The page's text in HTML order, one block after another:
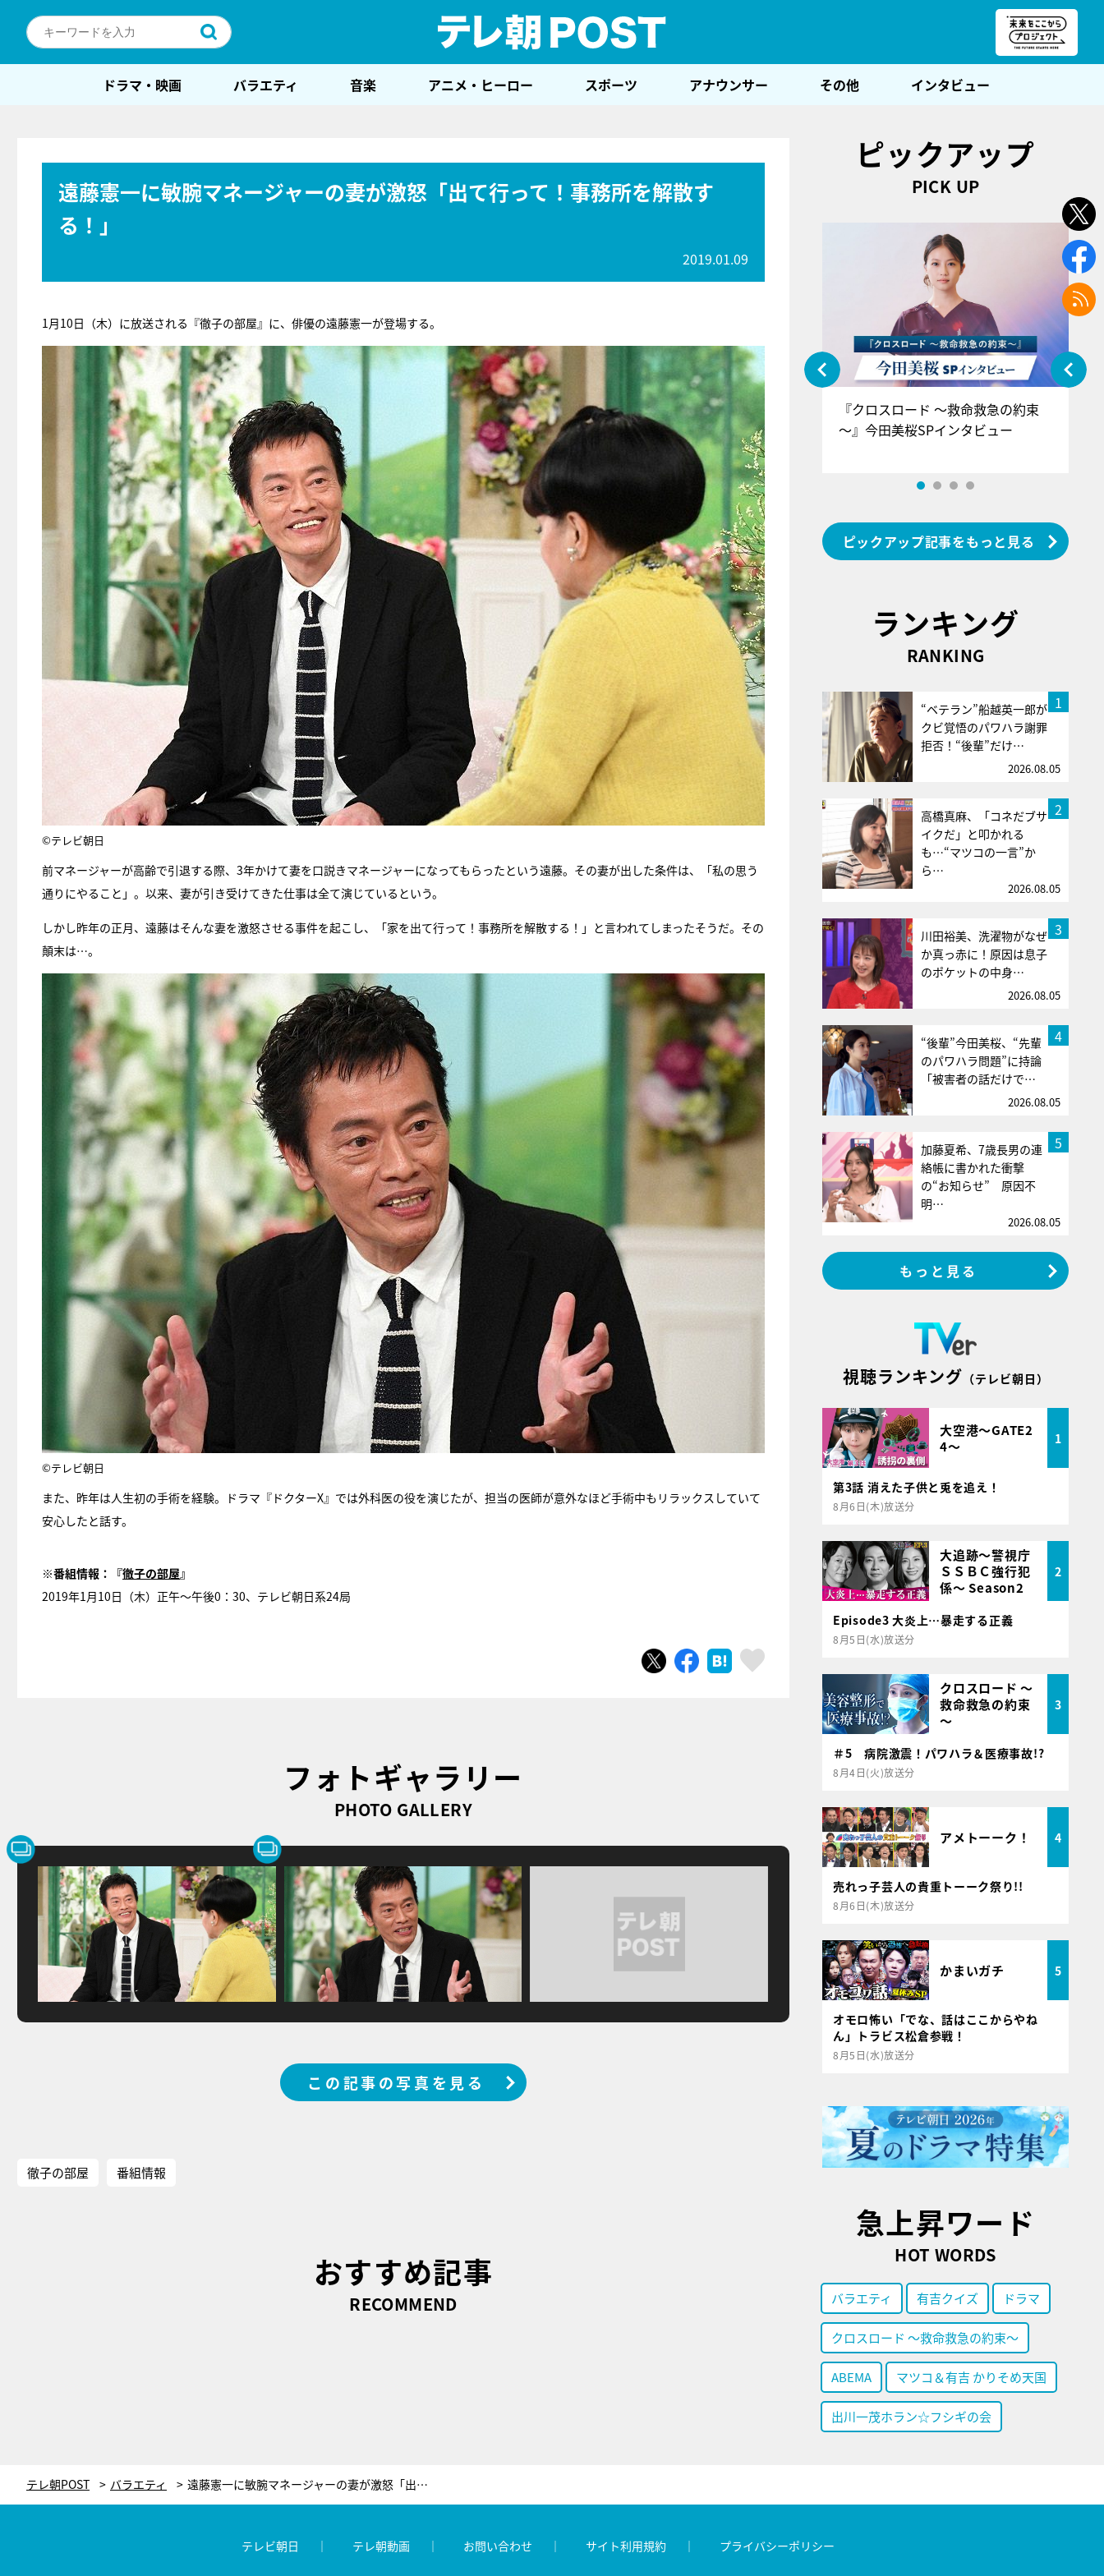
ドラマ・映画 バラエティ 音楽 アニメ・ヒーロー スポーツ アナウンサー その他 インタビュー
遠藤憲一に敏腕マネージャーの妻が激怒「出て行って！事務所を解散す
る！」
2019.01.09
1月10日（木）に放送される『徹子の部屋』に、俳優の遠藤憲一が登場する。
©テレビ朝日
前マネージャーが高齢で引退する際、3年かけて妻を口説きマネージャーになってもらったという遠藤。その妻が出した条件は、「私の思う
通りにやること」。以来、妻が引き受けてきた仕事は全て演じているという。
しかし昨年の正月、遠藤はそんな妻を激怒させる事件を起こし、「家を出て行って！事務所を解散する！」と言われてしまったそうだ。その
顛末は…。
©テレビ朝日
また、昨年は人生初の手術を経験。ドラマ『ドクターX』では外科医の役を演じたが、担当の医師が意外なほど手術中もリラックスしていて
安心したと話す。
※番組情報： 『徹子の部屋』
2019年1月10日（木）正午～午後0：30、テレビ朝日系24局
ツイートシェア はてブ
フォトギャラリー
PHOTO GALLERY
この記事の写真を見る
徹子の部屋 番組情報
おすすめ記事
RECOMMEND
ピックアップ
PICK UP
『アイ＝ラブ！げーみんぐ』＝LOV
E齋藤樹愛羅＆佐々木舞香SPインタ
『クロスロード ～救命救急の約束
～』今田美桜SPインタビュー
ピックアップ記事をもっと見る
ランキング
RANKING
1
“ベテラン”船越英一郎が
クビ覚悟のパワハラ謝罪
拒否！“後輩”だけ…
2026.08.05
2
高橋真麻、「コネだブサ
イクだ」と叩かれる
も…“マツコの一言”か
ら…
2026.08.05
3
川田裕美、洗濯物がなぜ
か真っ赤に！原因は息子
のポケットの中身…
2026.08.05
4
“後輩”今田美桜、“先輩
のパワハラ問題”に持論
「被害者の話だけで…
2026.08.05
5
加藤夏希、7歳長男の連
絡帳に書かれた衝撃
の“お知らせ” 原因不
明…
2026.08.05
もっと見る
視聴ランキング （テレビ朝日）
大空港～GATE2
4～
1
第3話 消えた子供と兎を追え！
8月6日(木)放送分
大追跡～警視庁
ＳＳＢＣ強行犯
係～ Season2
2
Episode3 大炎上…暴走する正義
8月5日(水)放送分
クロスロード ～
救命救急の約束
～
3
＃5 病院激震！パワハラ＆医療事故!?
8月4日(火)放送分
アメトーーク！ 4
売れっ子芸人の貴重トーーク祭り!!
8月6日(木)放送分
かまいガチ 5
オモロ怖い「でな、話はここからやね
ん」トラビス松倉参戦！
8月5日(水)放送分
急上昇ワード
HOT WORDS
バラエティ 有吉クイズ ドラマ
クロスロード ～救命救急の約束～
ABEMA マツコ＆有吉 かりそめ天国
出川一茂ホラン☆フシギの会
テレ朝POST バラエティ 遠藤憲一に敏腕マネージャーの妻が激怒「出て行って！事務所を解散する！」
テレビ朝日 テレ朝動画 お問い合わせ サイト利用規約 プライバシーポリシー